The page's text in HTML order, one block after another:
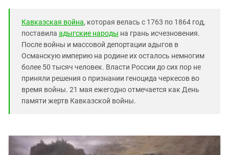
Кавказская война, которая велась с 1763 по 1864 год,
поставила адыгские народы на грань исчезновения.
После войны и массовой депортации адыгов в
Османскую империю на родине их осталось немногим
более 50 тысяч человек. Власти России до сих пор не
приняли решения о признании геноцида черкесов во
время войны. 21 мая ежегодно отмечается как День
памяти жертв Кавказской войны.